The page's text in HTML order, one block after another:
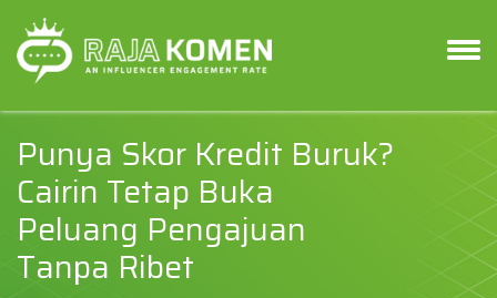
Punya Skor Kredit Buruk?
Cairin Tetap Buka
Peluang Pengajuan
Tanpa Ribet